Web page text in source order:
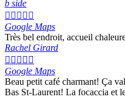
b side
    
Google Maps
Très bel endroit, accueil
Rachel Girard
    
Google Maps
Beau petit café charmant! Ça
Bas St-Laurent! La focaccia et